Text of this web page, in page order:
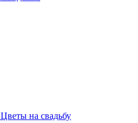
Цветы на свадьбу